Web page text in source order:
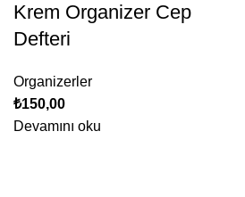
Krem Organizer Cep
Defteri
Organizerler
₺150,00
Devamını oku